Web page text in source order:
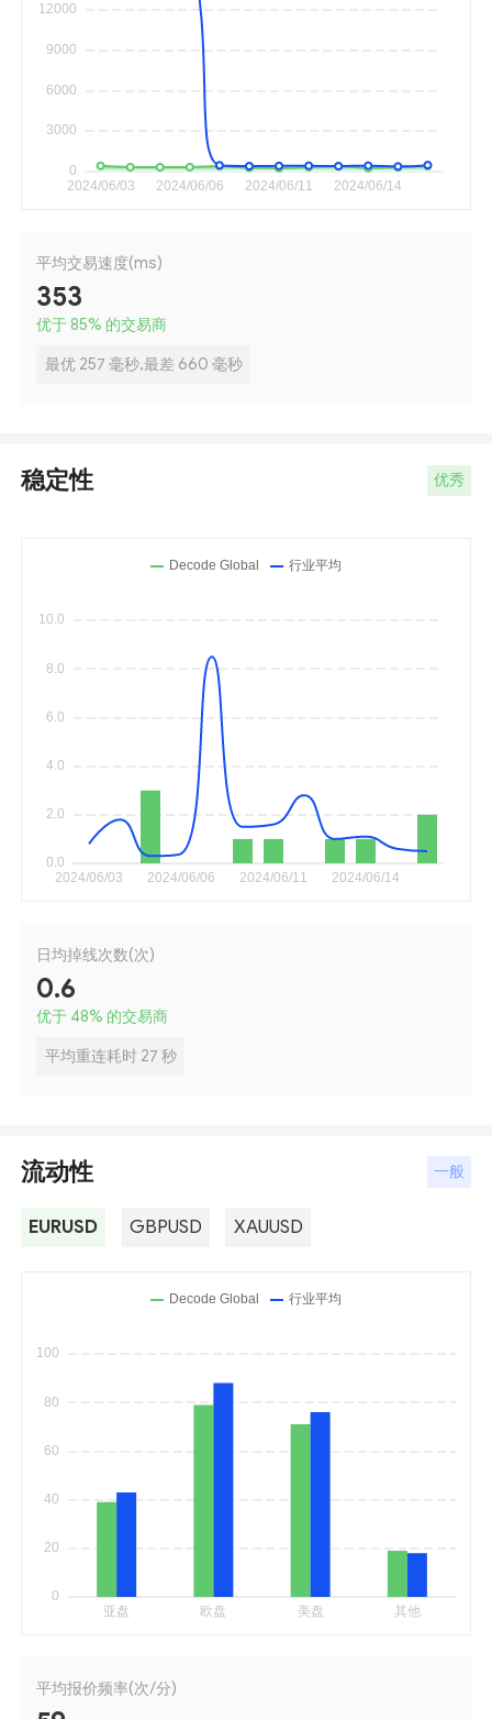
平均交易速度(ms)
353
优于 85% 的交易商
最优 257 毫秒,最差 660 毫秒
稳定性 优秀
日均掉线次数(次)
0.6
优于 48% 的交易商
平均重连耗时 27 秒
流动性 一般
EURUSD GBPUSD XAUUSD
平均报价频率(次/分)